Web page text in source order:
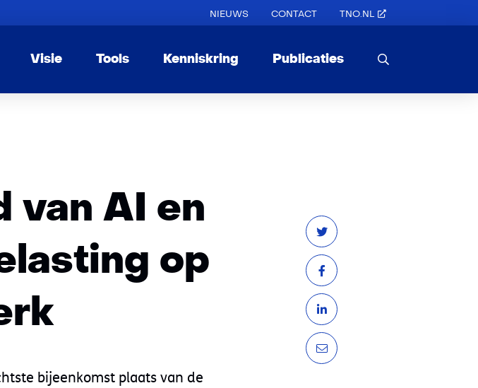
NIEUWS CONTACT TNO.NL
Visie Tools Kenniskring Publicaties
van AI en
op
bijeenkomst plaats van de